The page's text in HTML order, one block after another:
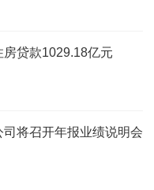
房贷款1029.18亿元
将召开年报业绩说明会